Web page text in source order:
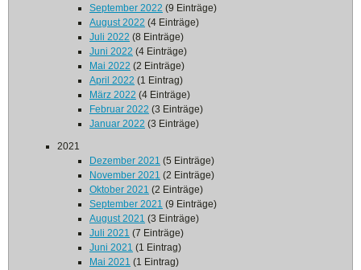
September 2022 (9 Einträge)
August 2022 (4 Einträge)
Juli 2022 (8 Einträge)
Juni 2022 (4 Einträge)
Mai 2022 (2 Einträge)
April 2022 (1 Eintrag)
März 2022 (4 Einträge)
Februar 2022 (3 Einträge)
Januar 2022 (3 Einträge)
2021
Dezember 2021 (5 Einträge)
November 2021 (2 Einträge)
Oktober 2021 (2 Einträge)
September 2021 (9 Einträge)
August 2021 (3 Einträge)
Juli 2021 (7 Einträge)
Juni 2021 (1 Eintrag)
Mai 2021 (1 Eintrag)